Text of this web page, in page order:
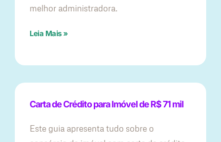
melhor administradora.
Leia Mais »
Carta de Crédito para Imóvel de R$ 71 mil
Este guia apresenta tudo sobre o